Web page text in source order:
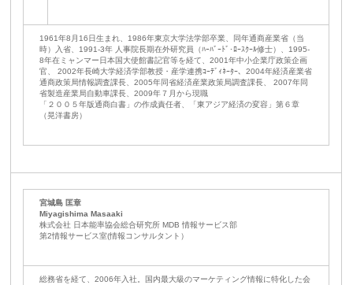
1961年8月16日生まれ、1986年東京大学法学部卒業、同年通商産業省（当
時）入省、1991-3年 人事院長期在外研究員（ﾊｰﾊﾞｰﾄﾞ･ﾛｰｽｸｰﾙ修士）、1995-
8年在ミャンマー日本国大使館書記官等を経て、2001年中小企業庁政策企画
官、 2002年長崎大学経済学部教授・産学連携ｺｰﾃﾞｨﾈｰﾀｰ、2004年経済産業省
通商政策局情報調査課長、2005年同省経済産業政策局調査課長、 2007年同
省製造産業局自動車課長、2009年７月から現職
「２００５年版通商白書」の作成責任者、「東アジア経済の変容」第６章
（晃洋書房）
宮城島 匡章
Miyagishima Masaaki
株式会社 日本能率協会総合研究所MDB情報サービス部
第2情報サービス室(情報コンサルタント）
総務省を経て、2006年入社。国内最大級のマーケティング情報に特化した会